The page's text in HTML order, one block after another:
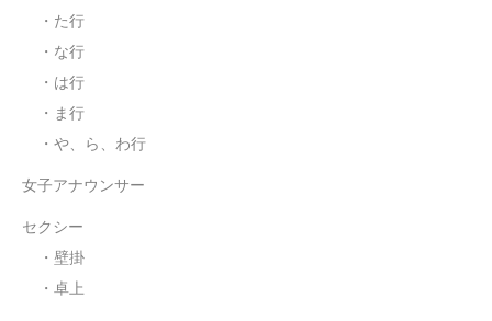
・壁掛
売り切れ情報
お支払い・配送
会社概要
お問い合わせ
・た行
・な行
・は行
・ま行
・や、ら、わ行
女子アナウンサー
セクシー
・壁掛
・卓上